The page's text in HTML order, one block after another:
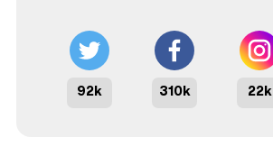
92k 310k 22k